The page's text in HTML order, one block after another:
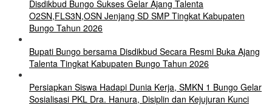
Disdikbud Bungo Sukses Gelar Ajang Talenta
O2SN,FLS3N,OSN Jenjang SD SMP Tingkat Kabupaten
Bungo Tahun 2026
Bupati Bungo bersama Disdikbud Secara Resmi Buka Ajang
Talenta Tingkat Kabupaten Bungo Tahun 2026
Persiapkan Siswa Hadapi Dunia Kerja, SMKN 1 Bungo Gelar
Sosialisasi PKL Dra. Hanura, Disiplin dan Kejujuran Kunci